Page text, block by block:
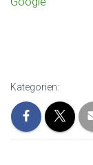
Kategorien: